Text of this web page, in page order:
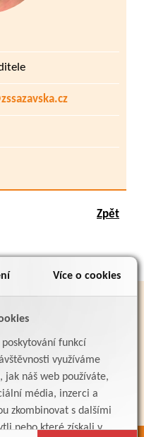
Více o cookies
funkcí
využíváme
náš web používáte,
média, inzerci a
zkombinovat s dalšími
nebo které získali v
Zpět